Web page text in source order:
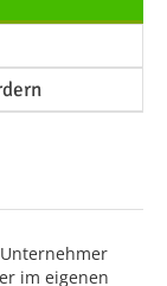
im eigenen